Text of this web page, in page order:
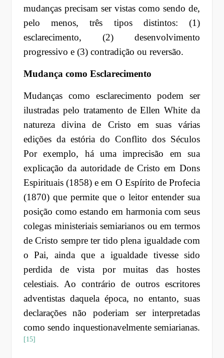
mudanças precisam ser vistas como sendo de,
pelo menos, três tipos distintos: (1)
esclarecimento, (2) desenvolvimento
progressivo e (3) contradição ou reversão.
Mudança como Esclarecimento
Mudanças como esclarecimento podem ser
ilustradas pelo tratamento de Ellen White da
natureza divina de Cristo em suas várias
edições da estória do Conflito dos Séculos
Por exemplo, há uma imprecisão em sua
explicação da autoridade de Cristo em Dons
Espirituais (1858) e em O Espírito de Profecia
(1870) que permite que o leitor entender sua
posição como estando em harmonia com seus
colegas ministeriais semiarianos ou em termos
de Cristo sempre ter tido plena igualdade com
o Pai, ainda que a igualdade tivesse sido
perdida de vista por muitas das hostes
celestiais. Ao contrário de outros escritores
adventistas daquela época, no entanto, suas
declarações não poderiam ser interpretadas
como sendo inquestionavelmente semiarianas.
[15]